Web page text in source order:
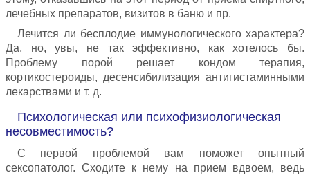
лечебных препаратов, визитов в баню и пр.
Лечится ли бесплодие иммунологического характера?
Да, но, увы, не так эффективно, как хотелось бы.
Проблему порой решает кондом терапия,
кортикостероиды, десенсибилизация антигистаминными
лекарствами и т. д.
Психологическая или психофизиологическая
несовместимость?
С первой проблемой вам поможет опытный
сексопатолог. Сходите к нему на прием вдвоем, ведь